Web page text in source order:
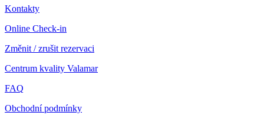
Kontakty
Online Check-in
Změnit / zrušit rezervaci
Centrum kvality Valamar
FAQ
Obchodní podmínky